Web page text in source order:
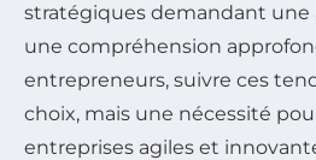
stratégiques demandant une
une compréhension
entrepreneurs, suivre ces
choix, mais une nécessité
entreprises agiles et